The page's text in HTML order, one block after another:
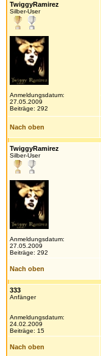
TwiggyRamirez
Silber-User
Anmeldungsdatum:
27.05.2009
Beiträge: 292
Nach oben
TwiggyRamirez
Silber-User
Anmeldungsdatum:
27.05.2009
Beiträge: 292
Nach oben
333
Anfänger
Anmeldungsdatum:
24.02.2009
Beiträge: 15
Nach oben